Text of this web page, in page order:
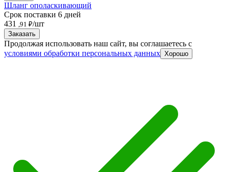
Шланг ополаскивающий
Срок поставки 6 дней
431
,91 ₽/шт
Заказать
Продолжая использовать наш сайт, вы соглашаетесь c
условиями обработки персональных данных Хорошо